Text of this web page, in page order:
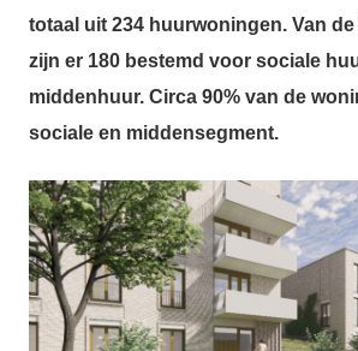
totaal uit 234 huurwoningen. Van
zijn er 180 bestemd voor sociale
middenhuur. Circa 90% van de
sociale en middensegment.